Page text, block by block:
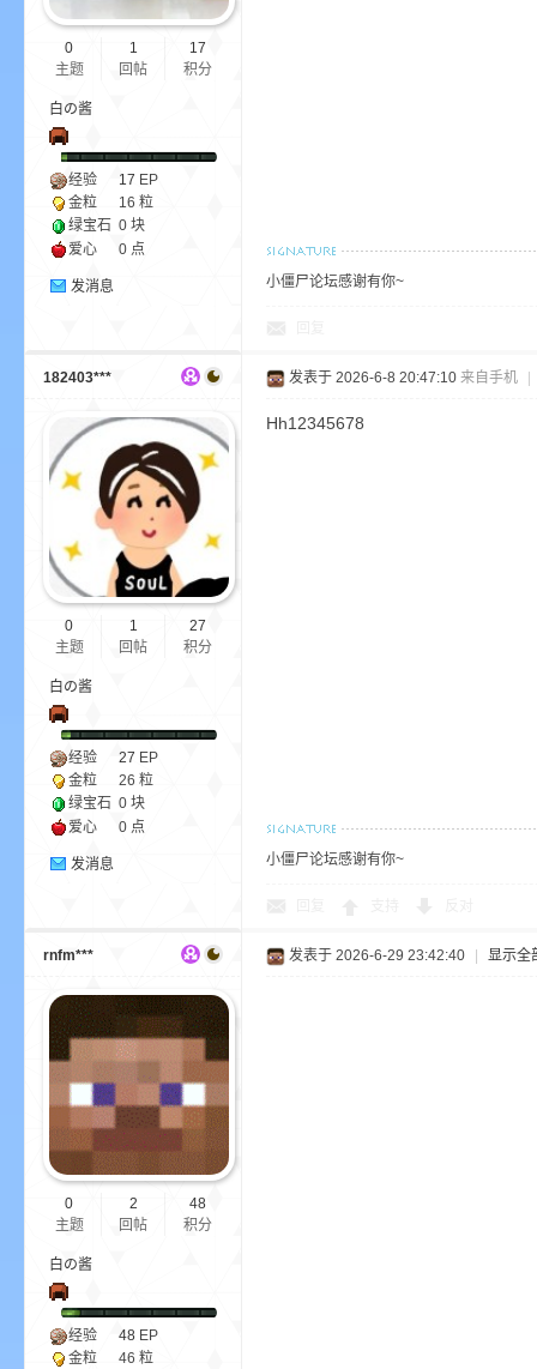
0
主题
1
回帖
17
积分
白の酱
经验 17 EP
金粒
16 粒
绿宝石 0 块
爱心
0 点
发消息 小僵尸论坛感谢有你~
182403***
0
主题
1
回帖
27
积分
白の酱
经验 27 EP
金粒
26 粒
绿宝石 0 块
爱心
0 点
发消息
发表于 2026-6-8 20:47:10 来自手机
Hh12345678
小僵尸论坛感谢有你~
rnfm***
0
主题
2
回帖
48
积分
白の酱
经验 48 EP
金粒
46 粒
发表于 2026-6-29 23:42:40 显示全